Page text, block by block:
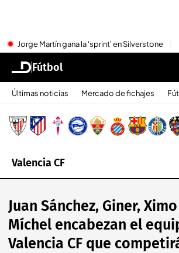
Jorge Martín gana la 'sprint' en Silverstone
Fútbol
Últimas noticias Mercado de fichajes
Valencia CF
Juan Sánchez, Giner,
Míchel encabezan el
Valencia CF que